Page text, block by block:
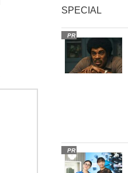
SPECIAL
PR
PR